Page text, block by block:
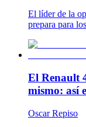
El líder de la
prepara para
El Renault
mismo: así
Oscar Repiso